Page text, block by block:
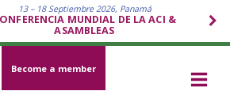
13 – 18 Septiembre 2026, Panamá
MUNDIAL DE LA ACI &
ASAMBLEAS
Become a member